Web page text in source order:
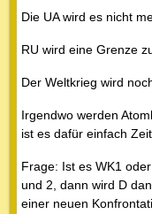
Die UA wird es nicht
RU wird eine Grenze
Der Weltkrieg wird
Irgendwo werden
ist es dafür einfach
Frage: Ist es WK1
und 2, dann wird D
einer neuen